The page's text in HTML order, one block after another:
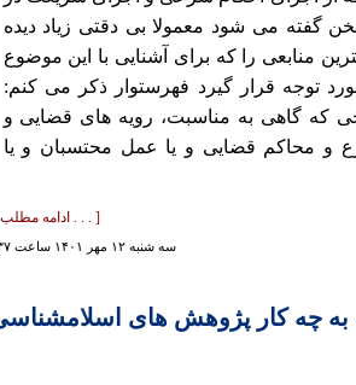
گفته می شود معمولا بی دقتی زياد ديده
منابعی را که برای آشنایی با اين موضوع
توجه قرار گيرد فهرستوار ذکر می کنم:
که گاهی به مناسبت، رويه های قضایی و
و محاکم قضایی و يا عمل محتسبان و يا
[ . . . ادامه
سه شنبه ۱۲ مهر ۱۴۰۱ ساعت ۱:۳۷
به چه کار پژوهش های